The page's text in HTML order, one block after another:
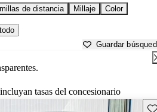
de distancia Millaje Color
Guardar
tasas del concesionario